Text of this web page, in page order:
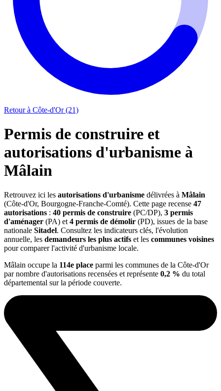
Retour à Côte-d'Or (21)
Permis de construire et
autorisations d'urbanisme à
Mâlain
Retrouvez ici les autorisations d'urbanisme délivrées à Mâlain
(Côte-d'Or, Bourgogne-Franche-Comté). Cette page recense 47
autorisations : 40 permis de construire (PC/DP), 3 permis
d'aménager (PA) et 4 permis de démolir (PD), issues de la base
nationale Sitadel. Consultez les indicateurs clés, l'évolution
annuelle, les demandeurs les plus actifs et les communes voisines
pour comparer l'activité d'urbanisme locale.
Mâlain occupe la 114e place parmi les communes de la Côte-d'Or
par nombre d'autorisations recensées et représente 0,2 % du total
départemental sur la période couverte.